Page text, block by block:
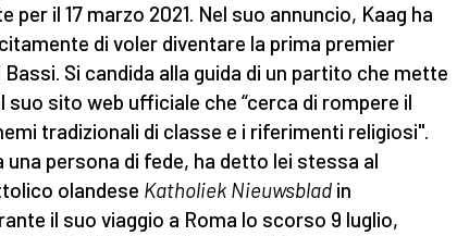
per il 17 marzo 2021. Nel suo annuncio, Kaag ha
di voler diventare la prima premier
Bassi. Si candida alla guida di un partito che mette
suo sito web ufficiale che “cerca di rompere il
tradizionali di classe e i riferimenti religiosi".
una persona di fede, ha detto lei stessa al
olandese Katholiek Nieuwsblad in
il suo viaggio a Roma lo scorso 9 luglio,